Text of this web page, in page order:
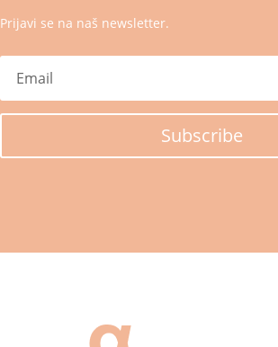
Prijavi se na naš newsletter.
Subscribe